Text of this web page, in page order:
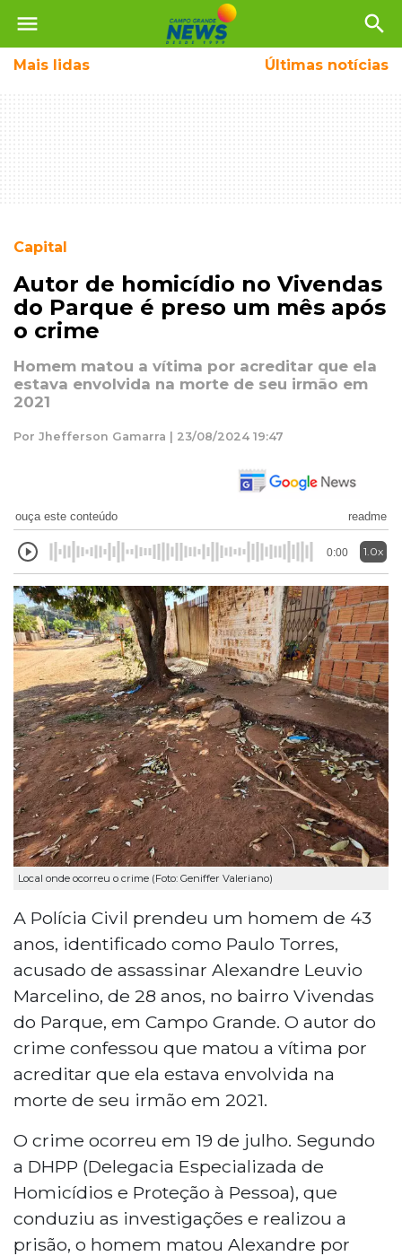
menu search
Mais lidas Últimas notícias
Capital
Autor de homicídio no Vivendas
do Parque é preso um mês após
o crime
Homem matou a vítima por acreditar que ela
estava envolvida na morte de seu irmão em
2021
Por Jhefferson Gamarra | 23/08/2024 19:47
ouça este conteúdo readme
0:00 1.0x
Local onde ocorreu o crime (Foto: Geniffer Valeriano)
A Polícia Civil prendeu um homem de 43
anos, identificado como Paulo Torres,
acusado de assassinar Alexandre Leuvio
Marcelino, de 28 anos, no bairro Vivendas
do Parque, em Campo Grande. O autor do
crime confessou que matou a vítima por
acreditar que ela estava envolvida na
morte de seu irmão em 2021.
O crime ocorreu em 19 de julho. Segundo
a DHPP (Delegacia Especializada de
Homicídios e Proteção à Pessoa), que
conduziu as investigações e realizou a
prisão, o homem matou Alexandre por